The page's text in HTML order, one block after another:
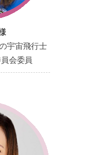
宇宙飛行士
会委員